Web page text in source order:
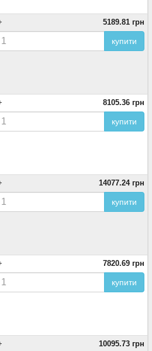
5189.81 грн
купити
8105.36 грн
купити
14077.24 грн
купити
7820.69 грн
купити
10095.73 грн